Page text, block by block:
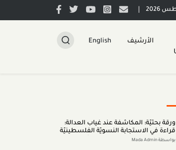
الأرشيف English
ورقة بحثيّة: المكاشفة عند غياب العدالة:
قراءة في الاستجابة النسويّة الفلسطينيّة
بواسطة Mada Admin